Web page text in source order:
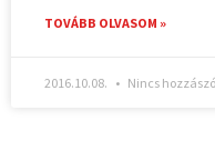
TOVÁBB OLVASOM »
2016.10.08. Nincs